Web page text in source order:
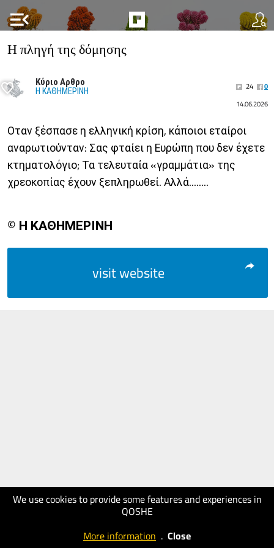
menu_open
We use cookies to provide some features and experiences in
QOSHE
More information . Close
Η πληγή της δόμησης
Κύριο Αρθρο
Η ΚΑΘΗΜΕΡΙΝΗ 24
0
14.06.2026
Οταν ξέσπασε η ελληνική κρίση, κάποιοι εταίροι
αναρωτιούνταν: Σας φταίει η Ευρώπη που δεν έχετε
κτηματολόγιο; Τα τελευταία «γραμμάτια» της
χρεοκοπίας έχουν ξεπληρωθεί. Αλλά........
© Η ΚΑΘΗΜΕΡΙΝΗ
visit website